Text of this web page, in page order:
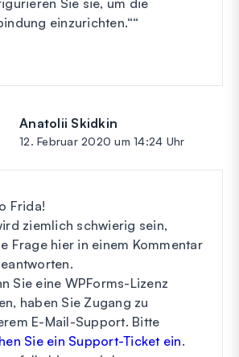
Sie sie, um die
einzurichten.““
Anatolii Skidkin
12. Februar 2020 um 14:24 Uhr
Frida!
ziemlich schwierig sein,
Frage hier in einem Kommentar
Sie eine WPForms-Lizenz
haben Sie Zugang zu
E-Mail-Support. Bitte
Sie ein Support-Ticket ein.